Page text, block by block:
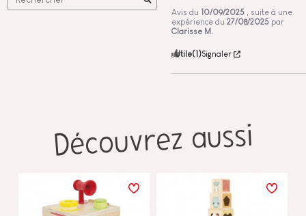
Avis du 10/09/2025 , suite à une
expérience du 27/08/2025 par
Clarisse M.
Utile(1)Signaler
Découvrez aussi